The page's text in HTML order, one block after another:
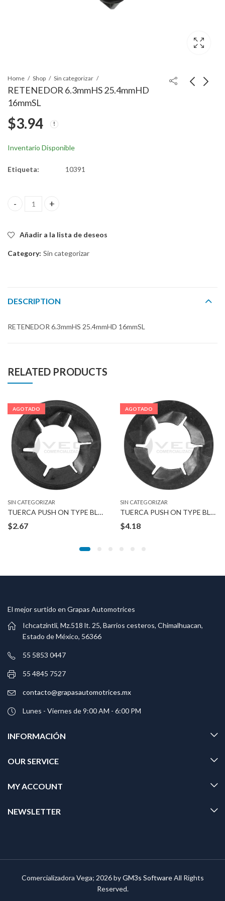
Home Shop Sin categorizar
RETENEDOR 6.3mmHS 25.4mmHD
16mmSL
$3.94
Inventario Disponible
Etiqueta: 10391
RETENEDOR 6.3mmHS 25.4mmHD 16mmSL quantity
Añadir a la lista de deseos
Category: Sin categorizar
DESCRIPTION
RETENEDOR 6.3mmHS 25.4mmHD 16mmSL
RELATED PRODUCTS
AGOTADO
SIN CATEGORIZAR
TUERCA PUSH ON TYPE BLACK 1/2″ BOLT
$2.67
AGOTADO
SIN CATEGORIZAR
TUERCA PUSH ON TYPE BLACK 14-2.00 MM
$4.18
El mejor surtido en Grapas Automotrices
Ichcatzintli, Mz.518 lt. 25, Barrios cesteros, Chimalhuacan,
Estado de México, 56366
55 5853 0447
55 4845 7527
contacto@grapasautomotrices.mx
Lunes - Viernes de 9:00 AM - 6:00 PM
INFORMACIÓN
OUR SERVICE
MY ACCOUNT
NEWSLETTER
Comercializadora Vega; 2026 byGM3s SoftwareAll Rights
Reserved.